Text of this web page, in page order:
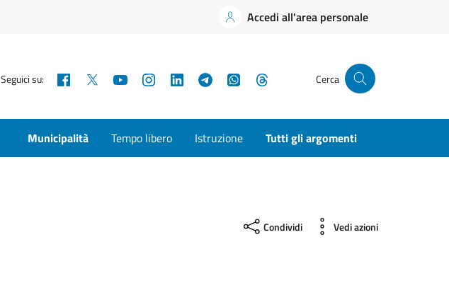
Accedi all'area personale
Seguici su: Facebook YouTubeInstagramLinkedInTelegramWhatsApp Cerca
Municipalità Tempo libero Istruzione Tutti gli argomenti
Condividi Vedi azioni